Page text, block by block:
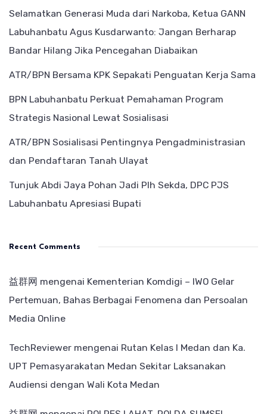
Selamatkan Generasi Muda dari Narkoba, Ketua GANN
Labuhanbatu Agus Kusdarwanto: Jangan Berharap
Bandar Hilang Jika Pencegahan Diabaikan
ATR/BPN Bersama KPK Sepakati Penguatan Kerja Sama
BPN Labuhanbatu Perkuat Pemahaman Program
Strategis Nasional Lewat Sosialisasi
ATR/BPN Sosialisasi Pentingnya Pengadministrasian
dan Pendaftaran Tanah Ulayat
Tunjuk Abdi Jaya Pohan Jadi Plh Sekda, DPC PJS
Labuhanbatu Apresiasi Bupati
Recent Comments
益群网 mengenai Kementerian Komdigi – IWO Gelar
Pertemuan, Bahas Berbagai Fenomena dan Persoalan
Media Online
TechReviewer mengenai Rutan Kelas I Medan dan Ka.
UPT Pemasyarakatan Medan Sekitar Laksanakan
Audiensi dengan Wali Kota Medan